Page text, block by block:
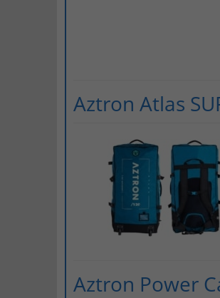
Aztron Atlas
Aztron Power